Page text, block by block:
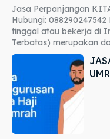
Jasa Perpanjangan
Hubungi:
tinggal atau bekerja di
Terbatas) merupakan